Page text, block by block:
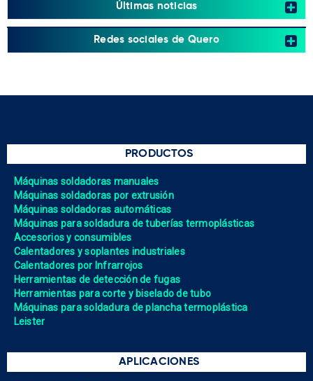
Últimas noticias
Redes sociales de Quero
PRODUCTOS
Máquinas soldadoras manuales
Máquinas soldadoras por extrusión
Máquinas soldadoras automáticas
Máquinas para soldadura de tuberías termoplásticas
Accesorios y consumibles
Calentadores y soplantes industriales
Calentadores por Infrarrojos
Herramientas de detección de fugas
Herramientas para corte y biselado de tubo
Máquinas para soldadura de plancha termoplástica
Leister
APLICACIONES